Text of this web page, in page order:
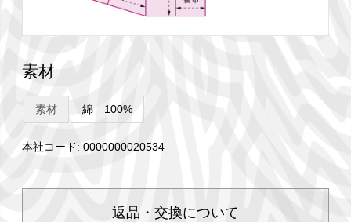
素材
素材 綿 100%
本社コード: 0000000020534
返品・交換について